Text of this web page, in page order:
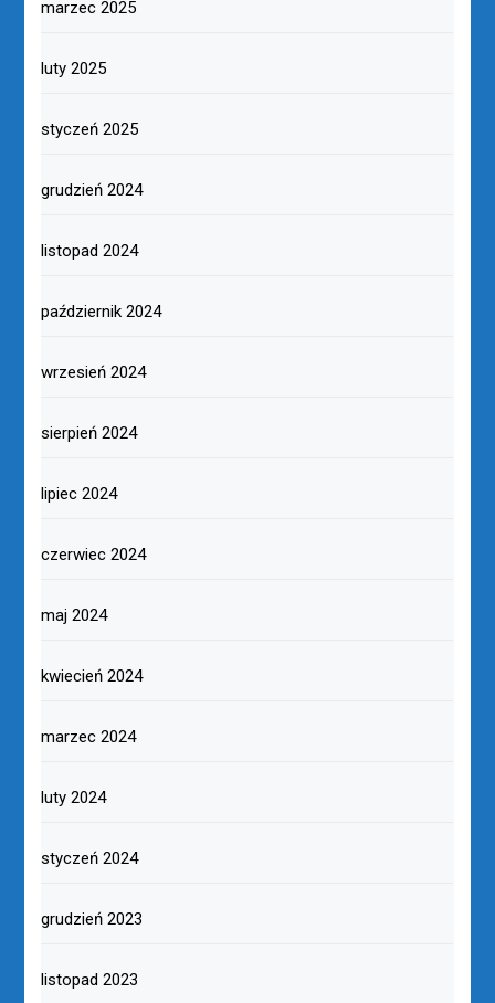
marzec 2025
luty 2025
styczeń 2025
grudzień 2024
listopad 2024
październik 2024
wrzesień 2024
sierpień 2024
lipiec 2024
czerwiec 2024
maj 2024
kwiecień 2024
marzec 2024
luty 2024
styczeń 2024
grudzień 2023
listopad 2023